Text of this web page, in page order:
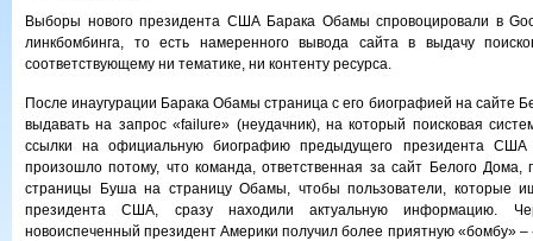
Выборы нового президента США Барака Обамы спровоцировали в
линкбомбинга, то есть намеренного вывода сайта в выдачу
соответствующему ни тематике, ни контенту ресурса.
После инаугурации Барака Обамы страница с его биографией на сайте
выдавать на запрос «failure» (неудачник), на который поисковая
ссылки на официальную биографию предыдущего президента
произошло потому, что команда, ответственная за сайт Белого Дома,
страницы Буша на страницу Обамы, чтобы пользователи, которые
президента США, сразу находили актуальную информацию.
новоиспеченный президент Америки получил более приятную «бомбу» –